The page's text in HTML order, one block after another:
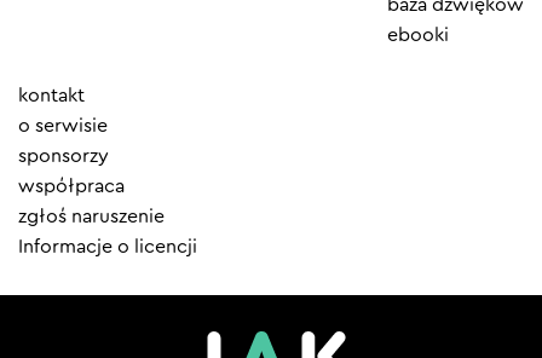
baza dźwięków
ebooki
Element
menu
kontakt
o serwisie
sponsorzy
współpraca
zgłoś naruszenie
Informacje o licencji